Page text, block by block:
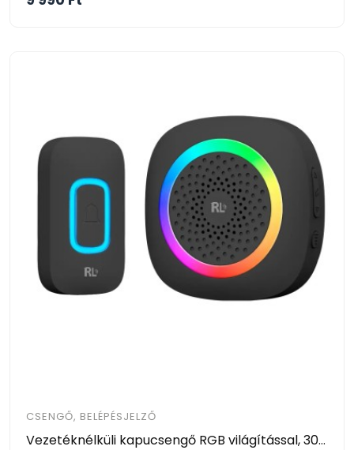
CSENGŐ, BELÉPÉSJELZŐ
Vezetéknélküli kapucsengő RGB világítással, 300m hatótávval